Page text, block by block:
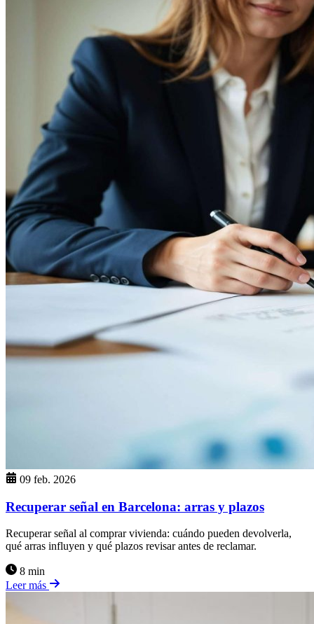
09 feb. 2026
Recuperar señal en Barcelona: arras y plazos
Recuperar señal al comprar vivienda: cuándo pueden devolverla,
qué arras influyen y qué plazos revisar antes de reclamar.
8 min
Leer más